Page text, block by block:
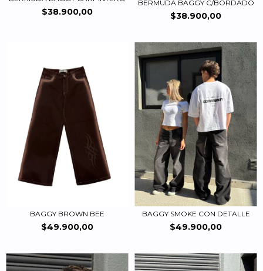
$38.900,00
BERMUDA BAGGY C/BORDADO
$38.900,00
BAGGY BROWN BEE
$49.900,00
BAGGY SMOKE CON DETALLE
$49.900,00